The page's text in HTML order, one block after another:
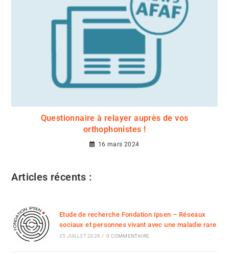
Questionnaire à relayer auprès de vos
orthophonistes !
16 mars 2024
Articles récents :
Etude de recherche Fondation Ipsen – Réseaux
sociaux et personnes vivant avec une maladie rare
25 JUILLET 2026 / 0 COMMENTAIRE